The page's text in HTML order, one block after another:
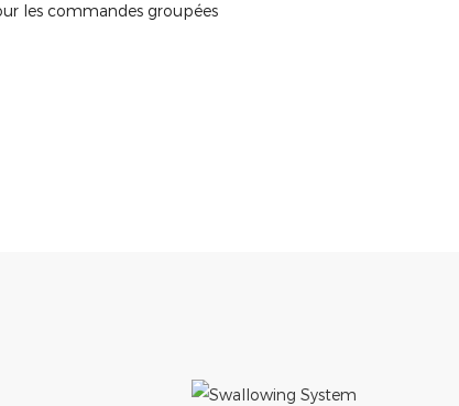
les commandes groupées